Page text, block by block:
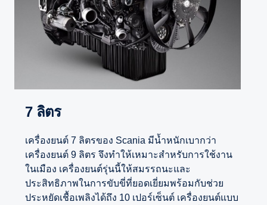
7 ลิตร
เครื่องยนต์ 7 ลิตรของ Scania มีน้ำหนักเบากว่า
เครื่องยนต์ 9 ลิตร จึงทำให้เหมาะสำหรับการใช้งาน
ในเมือง เครื่องยนต์รุ่นนี้ให้สมรรถนะและ
ประสิทธิภาพในการขับขี่ที่ยอดเยี่ยมพร้อมกับช่วย
ประหยัดเชื้อเพลิงได้ถึง 10 เปอร์เซ็นต์ เครื่องยนต์แบบ